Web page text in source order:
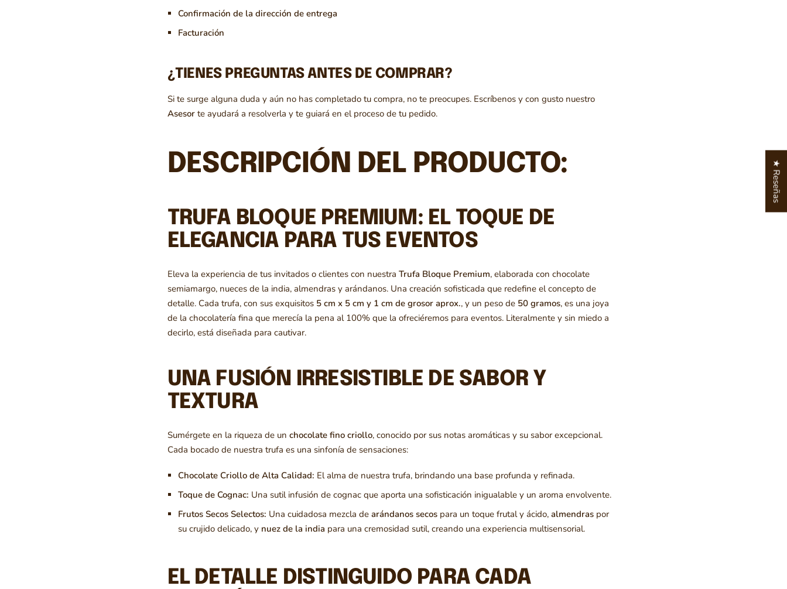
Confirmación de la dirección de entrega
Facturación
¿TIENES PREGUNTAS ANTES DE COMPRAR?
Si te surge alguna duda y aún no has completado tu compra, no te preocupes. Escríbenos y con gusto nuestro
Asesorte ayudará a resolverla y te guiará en el proceso de tu pedido.
DESCRIPCIÓN DEL PRODUCTO:
TRUFA BLOQUE PREMIUM: EL TOQUE DE
ELEGANCIA PARA TUS EVENTOS
Eleva la experiencia de tus invitados o clientes con nuestra Trufa Bloque Premium, elaborada con chocolate
semiamargo, nueces de la india, almendras y arándanos. Una creación sofisticada que redefine el concepto de
detalle. Cada trufa, con sus exquisitos 5 cm x 5 cm y 1 cm de grosor aprox., y un peso de 50 gramos, es una joya
de la chocolatería fina que merecía la pena al 100% que la ofreciéremos para eventos. Literalmente y sin miedo a
decirlo, está diseñada para cautivar.
UNA FUSIÓN IRRESISTIBLE DE SABOR Y
TEXTURA
Sumérgete en la riqueza de un chocolate fino criollo, conocido por sus notas aromáticas y su sabor excepcional.
Cada bocado de nuestra trufa es una sinfonía de sensaciones:
Chocolate Criollo de Alta Calidad: El alma de nuestra trufa, brindando una base profunda y refinada.
Toque de Cognac: Una sutil infusión de cognac que aporta una sofisticación inigualable y un aroma envolvente.
Frutos Secos Selectos: Una cuidadosa mezcla dearándanos secos para un toque frutal y ácido,almendras por
su crujido delicado, y nuez de la india para una cremosidad sutil, creando una experiencia multisensorial.
EL DETALLE DISTINGUIDO PARA CADA
★ Reseñas